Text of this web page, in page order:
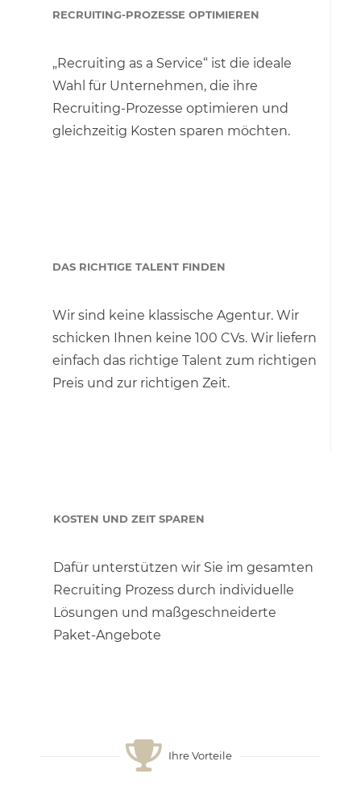
RECRUITING-PROZESSE OPTIMIEREN
„Recruiting as a Service“ ist die ideale
Wahl für Unternehmen, die ihre
Recruiting-Prozesse optimieren und
gleichzeitig Kosten sparen möchten.
DAS RICHTIGE TALENT FINDEN
Wir sind keine klassische Agentur. Wir
schicken Ihnen keine 100 CVs. Wir liefern
einfach das richtige Talent zum richtigen
Preis und zur richtigen Zeit.
KOSTEN UND ZEIT SPAREN
Dafür unterstützen wir Sie im gesamten
Recruiting Prozess durch individuelle
Lösungen und maßgeschneiderte
Paket-Angebote
Ihre Vorteile